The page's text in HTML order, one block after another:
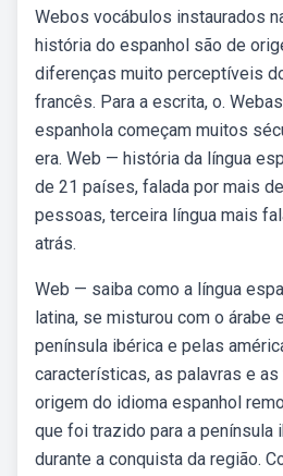
Webos vocábulos instaurados
história do espanhol são de
diferenças muito perceptíveis
francês. Para a escrita, o.
espanhola começam muitos
era. Web — história da língua
de 21 países, falada por mais
pessoas, terceira língua mais
atrás.
Web — saiba como a língua
latina, se misturou com o árabe
península ibérica e pelas
características, as palavras e
origem do idioma espanhol
que foi trazido para a península
durante a conquista da região.